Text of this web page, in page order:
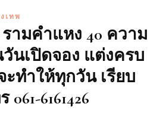
เทพ
ามคำแหง 40 ความ
นเปิดจอง แต่งครบ
ทำให้ทุกวัน เรียบ
6161426